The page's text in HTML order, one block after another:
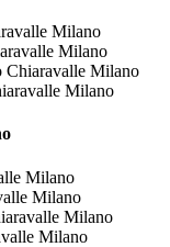
Milano
Milano
Chiaravalle Milano
Milano
Milano
Milano
Milano
Milano